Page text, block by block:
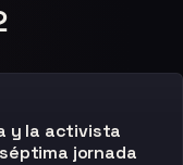
y la activista
jornada